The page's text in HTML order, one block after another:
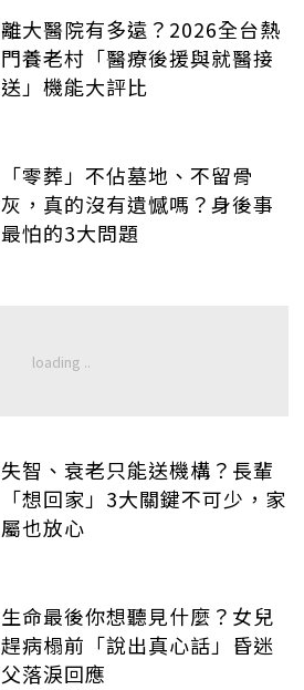
離大醫院有多遠？2026全台熱
門養老村「醫療後援與就醫接
送」機能大評比
「零葬」不佔墓地、不留骨
灰，真的沒有遺憾嗎？身後事
最怕的3大問題
失智、衰老只能送機構？長輩
「想回家」3大關鍵不可少，家
屬也放心
生命最後你想聽見什麼？女兒
趕病榻前「說出真心話」昏迷
父落淚回應